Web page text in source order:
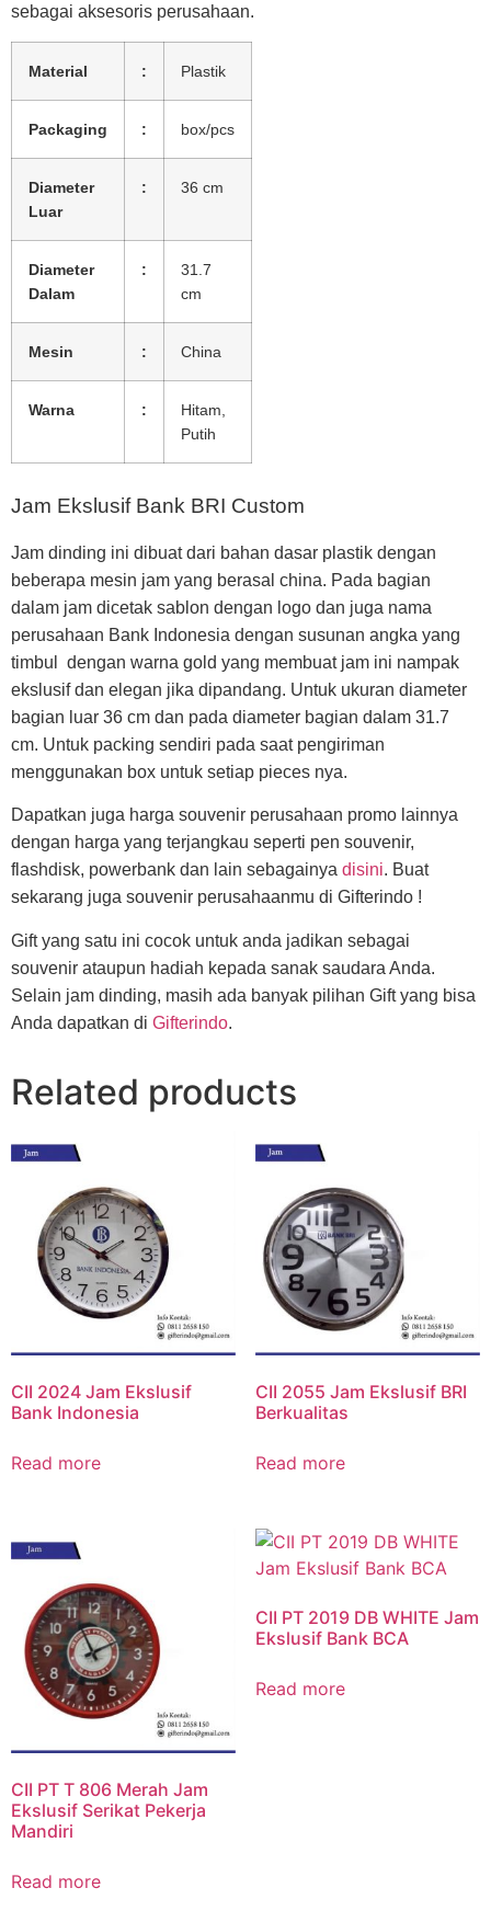
sebagai aksesoris perusahaan.
Material : Plastik
Packaging : box/pcs
Diameter
Luar
: 36 cm
Diameter
Dalam
:
31.7
cm
Mesin : China
Warna :
Hitam,
Putih
Jam Ekslusif Bank BRI Custom
Jam dinding ini dibuat dari bahan dasar plastik dengan
beberapa mesin jam yang berasal china. Pada bagian
dalam jam dicetak sablon dengan logo dan juga nama
perusahaan Bank Indonesia dengan susunan angka yang
timbul dengan warna gold yang membuat jam ini nampak
ekslusif dan elegan jika dipandang. Untuk ukuran diameter
bagian luar 36 cm dan pada diameter bagian dalam 31.7
cm. Untuk packing sendiri pada saat pengiriman
menggunakan box untuk setiap pieces nya.
Dapatkan juga harga souvenir perusahaan promo lainnya
dengan harga yang terjangkau seperti pen souvenir,
flashdisk, powerbank dan lain sebagainya disini. Buat
sekarang juga souvenir perusahaanmu di Gifterindo !
Gift yang satu ini cocok untuk anda jadikan sebagai
souvenir ataupun hadiah kepada sanak saudara Anda.
Selain jam dinding, masih ada banyak pilihan Gift yang bisa
Anda dapatkan di Gifterindo.
Related products
CII 2024 Jam Ekslusif
Bank Indonesia
Read more
CII 2055 Jam Ekslusif BRI
Berkualitas
Read more
CII PT T 806 Merah Jam
Ekslusif Serikat Pekerja
Mandiri
Read more
CII PT 2019 DB WHITE Jam
Ekslusif Bank BCA
Read more